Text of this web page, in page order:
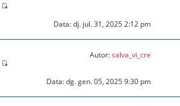
Data: dj. jul. 31, 2025 2:12 pm
Autor:salva_vi_cre
Data: dg. gen. 05, 2025 9:30 pm